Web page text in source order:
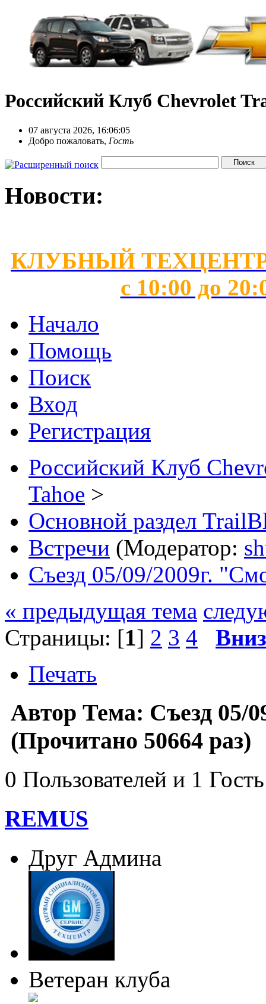
Российский Клуб Chevrolet
07 августа 2026, 16:06:05
Добро пожаловать, Гость
Новости:
КЛУБНЫЙ
с 10:00 до
Начало
Помощь
Поиск
Вход
Регистрация
Российский Клуб
Tahoe >
Основной раздел
Встречи (Модератор:
Съезд 05/09/2009г.
« предыдущая тема
Страницы: [1] 2 3 4
Вниз
Печать
Автор Тема: Съезд 05/
(Прочитано 50664 раз)
0 Пользователей и 1
REMUS
Друг Админа
Ветеран клуба